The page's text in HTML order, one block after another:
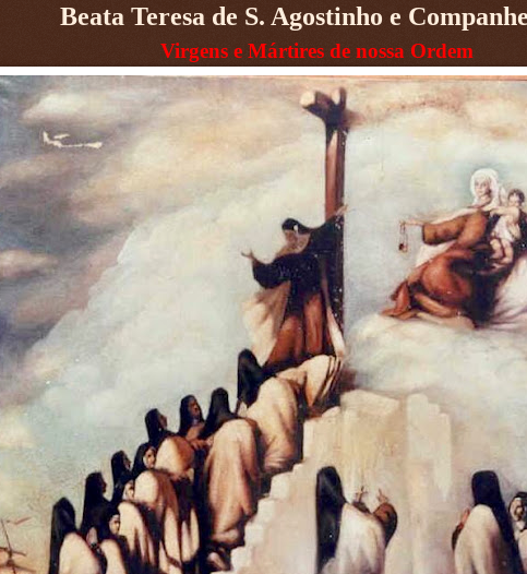
Beata Teresa de S. Agostinho e
Virgens e Mártires de nossa Ordem